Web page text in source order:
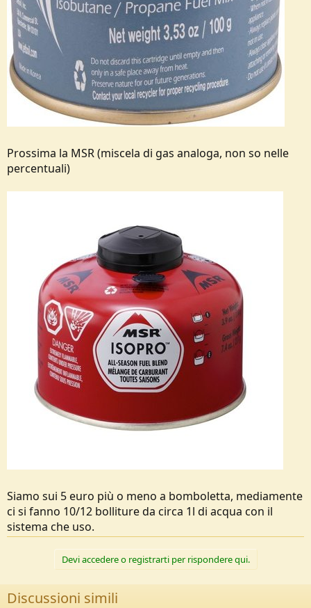
Prossima la MSR (miscela di gas analoga, non so nelle
percentuali)
Siamo sui 5 euro più o meno a bomboletta, mediamente
ci si fanno 10/12 bolliture da circa 1l di acqua con il
sistema che uso.
Devi accedere o registrarti per rispondere qui.
Discussioni simili